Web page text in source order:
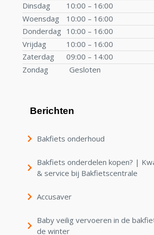
Dinsdag
10:00 – 16:00
Woensdag
10:00 – 16:00
Donderdag 10:00 – 16:00
Vrijdag
10:00 – 16:00
Zaterdag
09:00 – 14:00
Zondag
Gesloten
Berichten
Bakfiets onderhoud
Bakfiets onderdelen kopen? |
& service bij Bakfietscentrale
Accusaver
Baby veilig vervoeren in de
de winter